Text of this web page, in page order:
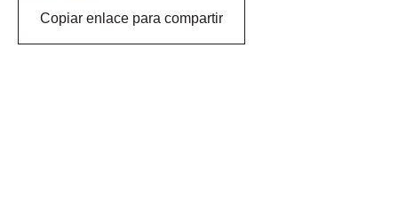
Copiar enlace para compartir